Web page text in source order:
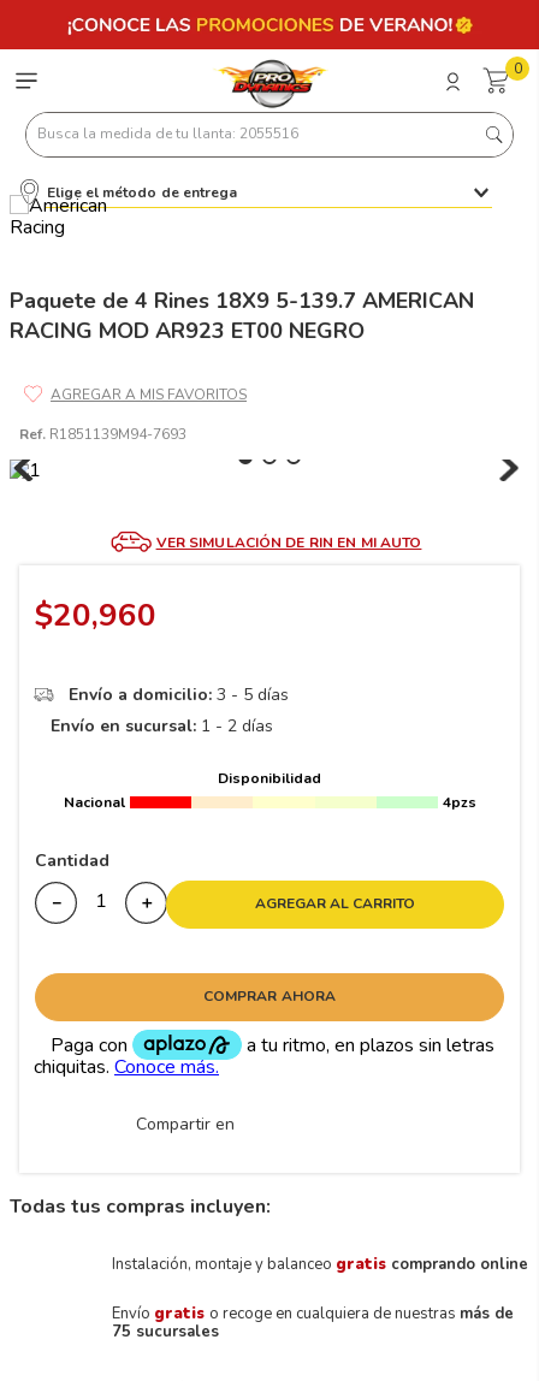
0
Busca la medida de tu llanta: 2055516
Elige el método de entrega
Paquete de 4 Rines 18X9 5-139.7 AMERICAN
RACING MOD AR923 ET00 NEGRO
Ref. R1851139M94-7693
VER SIMULACIÓN DE RIN EN MI AUTO
$20,960
Envío a domicilio: 3 - 5 días
Envío en sucursal: 1 - 2 días
Disponibilidad
Nacional
4pzs
Cantidad
＋
－ AGREGAR AL CARRITO
COMPRAR AHORA
Compartir en
Todas tus compras incluyen:
Instalación, montaje y balanceo gratis comprando online
Envío gratis o recoge en cualquiera de nuestras más de
75 sucursales
Términos más buscados
3. 225
6 185
8. 195